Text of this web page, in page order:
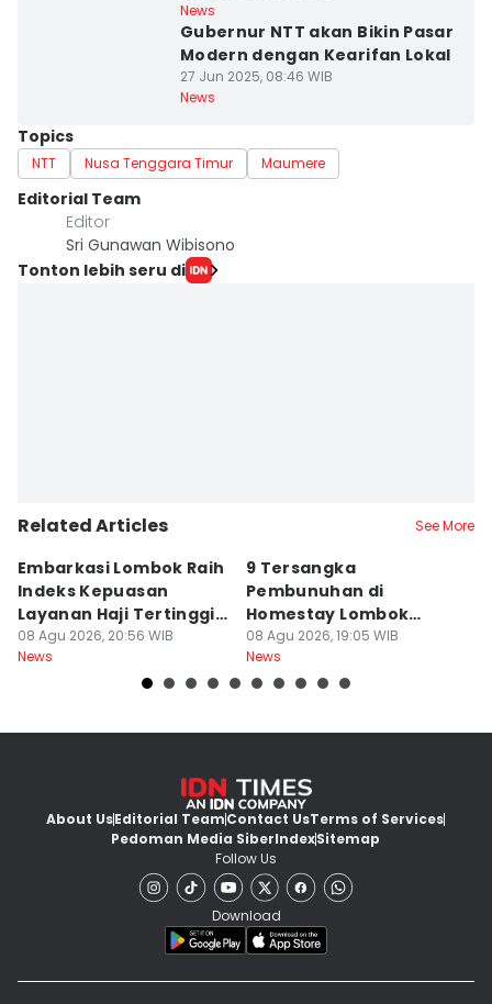
News
Gubernur NTT akan Bikin Pasar
Modern dengan Kearifan Lokal
27 Jun 2025, 08:46 WIB
News
Topics
NTT Nusa Tenggara Timur Maumere
Editorial Team
Editor
Sri Gunawan Wibisono
Tonton lebih seru di
Related Articles See More
Embarkasi Lombok Raih
Indeks Kepuasan
Layanan Haji Tertinggi
Nasional
08 Agu 2026, 20:56 WIB
News
9 Tersangka
Pembunuhan di
Homestay Lombok
Barat Dilimpahkan ke
Jaksa
08 Agu 2026, 19:05 WIB
News
About UsEditorial TeamContact UsTerms of Services
Pedoman Media SiberIndexSitemap
Follow Us
Download